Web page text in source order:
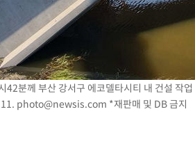
환자 3000명 돌파
기고 담벼락 붕괴
견…감정가 1.3억원
새 만에 숨진 채 발견
팀' 일본과 한일전
…1명 사망·1명 실종
42분께 부산 강서구 에코델타시티 내 건설 작
photo@newsis.com *재판매 및 DB 금지